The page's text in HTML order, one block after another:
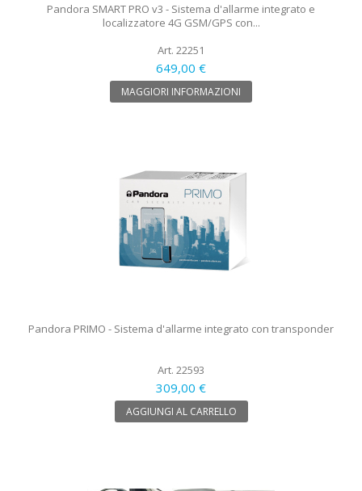
Pandora SMART PRO v3 - Sistema d'allarme integrato e
localizzatore 4G GSM/GPS con...
Art. 22251
649,00 €
MAGGIORI INFORMAZIONI
Pandora PRIMO - Sistema d'allarme integrato con transponder
Art. 22593
309,00 €
AGGIUNGI AL CARRELLO